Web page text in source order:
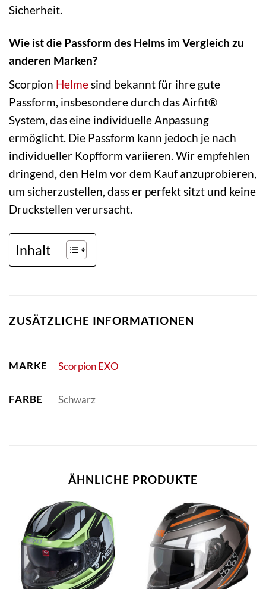
Sicherheit.
Wie ist die Passform des Helms im Vergleich zu
anderen Marken?
Scorpion Helmesind bekannt für ihre gute
Passform, insbesondere durch das Airfit®
System, das eine individuelle Anpassung
ermöglicht. Die Passform kann jedoch je nach
individueller Kopfform variieren. Wir empfehlen
dringend, den Helm vor dem Kauf anzuprobieren,
um sicherzustellen, dass er perfekt sitzt und keine
Druckstellen verursacht.
Inhalt
ZUSÄTZLICHE INFORMATIONEN
MARKE Scorpion EXO
FARBE Schwarz
ÄHNLICHE PRODUKTE